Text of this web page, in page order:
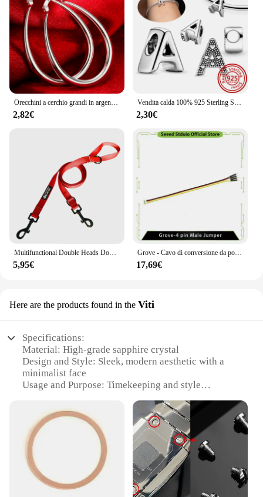
Orecchini a cerchio grandi in argento Sterling 925 da 41MM con cerchio liscio per le donne accessori da sposa per feste di moda gioielli regali di natale
2,82€
Vendita calda 100% 925 Sterling Silver 26 lettera A ~ Z alfabeto nome fai da te perline Fit originale Pandora braccialetto di fascino braccialetti gioielleria raffinata
2,30€
Multifunctional Double Heads Dog Leash For Small Medium Large Dogs Twin Lead Dog Leash Per Leash For Walking 2 Two Dogs
5,95€
Grove - Cavo di conversione da ponticello maschio a 4 pin Grove (5 pezzi per confezione)
17,69€
Here are the products found in the Viti
Specifications:
Material: High-grade sapphire crystal
Design and Style: Sleek, modern aesthetic with a
minimalist face
Usage and Purpose: Timekeeping and style
Type and Category: Luxury wristwatch
Performance and Property: Precision Swiss-made
movement
Parts and Accessories: Comes with a
complementary leather strap
Features:
|Vendors|